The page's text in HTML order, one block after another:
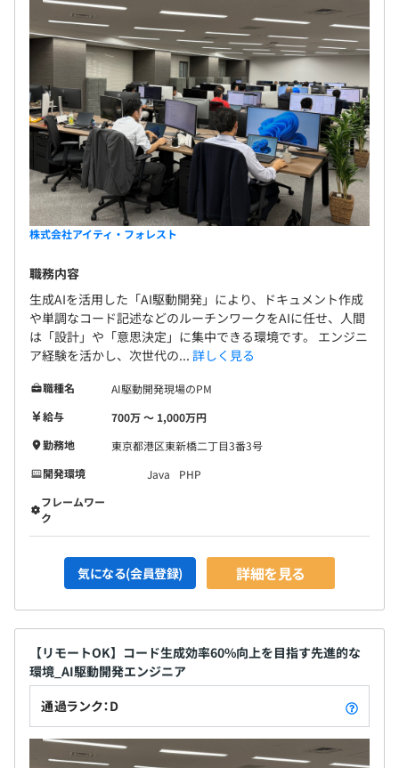
株式会社アイティ・フォレスト
職務内容
生成AIを活用した「AI駆動開発」により、ドキュメント作成
や単調なコード記述などのルーチンワークをAIに任せ、人間
は「設計」や「意思決定」に集中できる環境です。 エンジニ
ア経験を活かし、次世代の... 詳しく見る
職種名
AI駆動開発現場のPM
給与
700万 〜 1,000万円
勤務地
東京都港区東新橋二丁目3番3号
開発環境
Java
PHP
フレームワー
ク
気になる(会員登録) 詳細を見る
【リモートOK】コード生成効率60%向上を目指す先進的な
環境_AI駆動開発エンジニア
通過ランク：D